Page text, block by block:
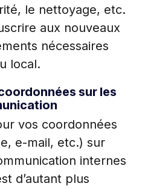
le nettoyage, etc.
aux nouveaux
nécessaires
local.
sur les
vos coordonnées
e-mail, etc.) sur
internes
d’autant plus